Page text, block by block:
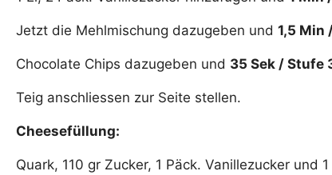
Jetzt die Mehlmischung dazugeben und 1,5 Min
Chocolate Chips dazugeben und 35 Sek / Stufe
Teig anschliessen zur Seite stellen.
Cheesefüllung:
Quark, 110 gr Zucker, 1 Päck. Vanillezucker und